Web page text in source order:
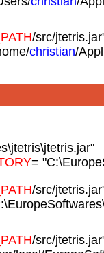
/src/
christian/
=
/src/
/src/